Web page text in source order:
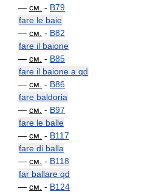
— см. - B79
fare le baie
— см. - B82
fare il baione
— см. - B85
fare il baione a qd
— см. - B86
fare baldoria
— см. - B97
fare le balle
— см. - B117
fare di balla
— см. - B118
far ballare qd
— см. - B124